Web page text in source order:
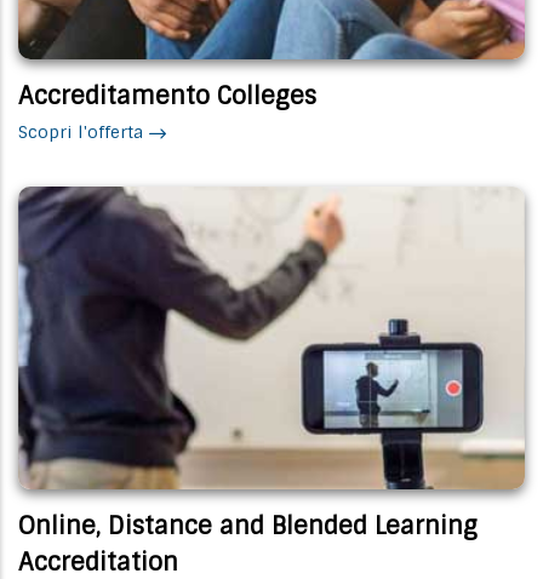
Accreditamento Colleges
Scopri l'offerta
Online, Distance and Blended Learning
Accreditation